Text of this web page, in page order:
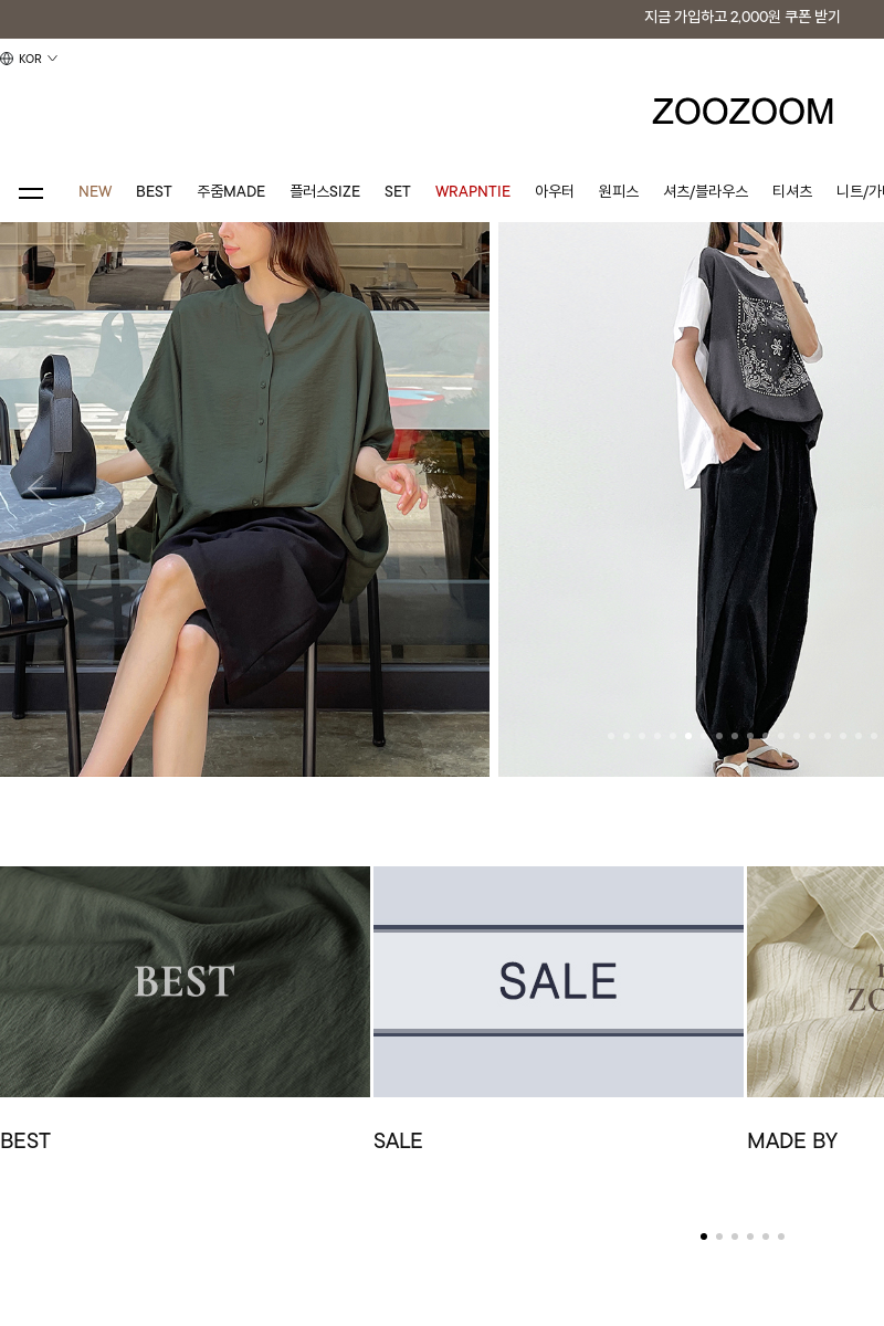
지금 가입하고 2,000원 쿠폰 받기
KOR
NEW BEST 주줌MADE 플러스SIZE SET WRAPNTIE 아우터 원피스 셔츠/블라우스 티셔츠 니트/가
BEST SALE MADE BY